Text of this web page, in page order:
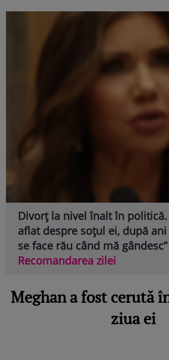
Divorț la nivel înalt în
aflat despre soțul ei, după
se face rău când mă gândesc”
Recomandarea zilei
Meghan a fost cerută
ziua ei